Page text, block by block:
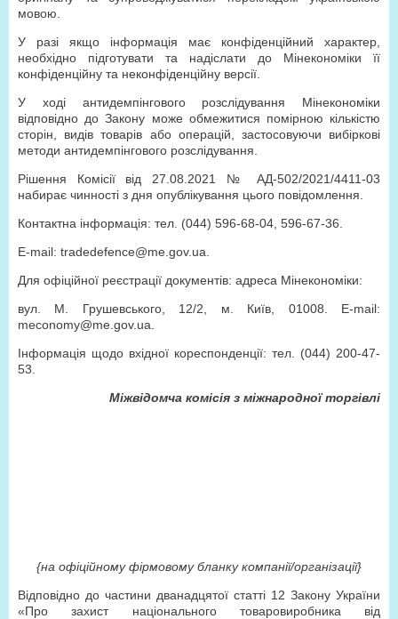
мовою.
У разі якщо інформація має конфіденційний характер,
необхідно підготувати та надіслати до Мінекономіки її
конфіденційну та неконфіденційну версії.
У ході антидемпінгового розслідування Мінекономіки
відповідно до Закону може обмежитися помірною кількістю
сторін, видів товарів або операцій, застосовуючи вибіркові
методи антидемпінгового розслідування.
Рішення Комісії від 27.08.2021 № АД-502/2021/4411-03
набирає чинності з дня опублікування цього повідомлення.
Контактна інформація: тел. (044) 596-68-04, 596-67-36.
E-mail: tradedefence@me.gov.ua.
Для офіційної реєстрації документів: адреса Мінекономіки:
вул. М. Грушевського, 12/2, м. Київ, 01008. E-mail:
meconomy@me.gov.ua.
Інформація щодо вхідної кореспонденції: тел. (044) 200-47-
53.
Міжвідомча комісія з міжнародної торгівлі
{на офіційному фірмовому бланку компанії/організації}
Відповідно до частини дванадцятої статті 12 Закону України
«Про захист національного товаровиробника від